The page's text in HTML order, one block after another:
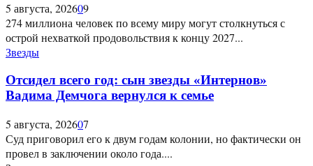
5 августа, 202609
274 миллиона человек по всему миру могут столкнуться с
острой нехваткой продовольствия к концу 2027...
Звезды
Отсидел всего год: сын звезды «Интернов»
Вадима Демчога вернулся к семье
5 августа, 202607
Суд приговорил его к двум годам колонии, но фактически он
провел в заключении около года....